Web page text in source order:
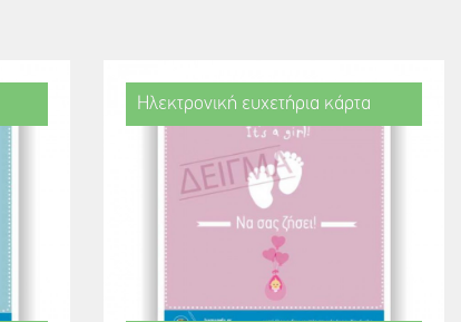
Ηλεκτρονική ευχετήρια κάρτα